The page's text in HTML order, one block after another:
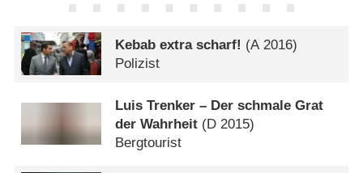
Kebab extra scharf! (A 2016)
Polizist
Luis Trenker – Der schmale Grat
der Wahrheit (D 2015)
Bergtourist